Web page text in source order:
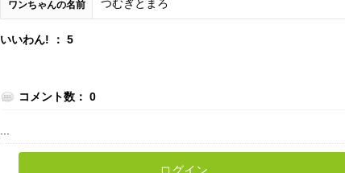
ワンちゃんの名前 つむぎとまろ
いいわん! ： 5
コメント数： 0
ログイン